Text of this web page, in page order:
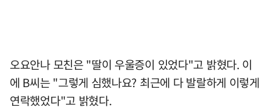
오요안나 모친은 "딸이 우울증이 있었다"고 밝혔다. 이
에 B씨는 "그렇게 심했나요? 최근에 다 발랄하게 이렇게
연락했었다"고 밝혔다.